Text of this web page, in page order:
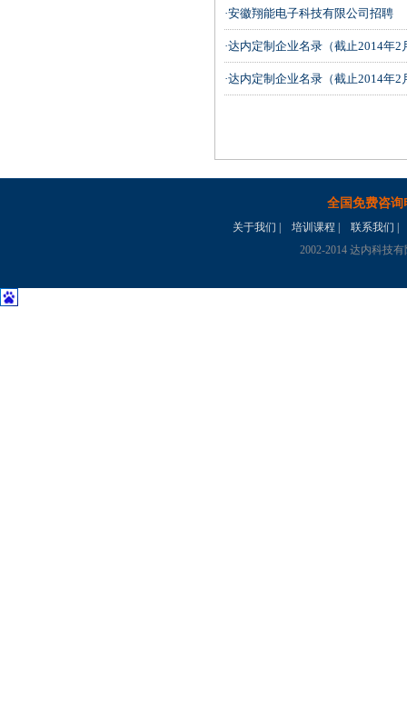
·安徽翔能电子科技有限公司招聘
·达内定制企业名录（截止2014年
·达内定制企业名录（截止2014年
全国免费咨询
关于我们 培训课程 联系我们
2002-2014 达内科技